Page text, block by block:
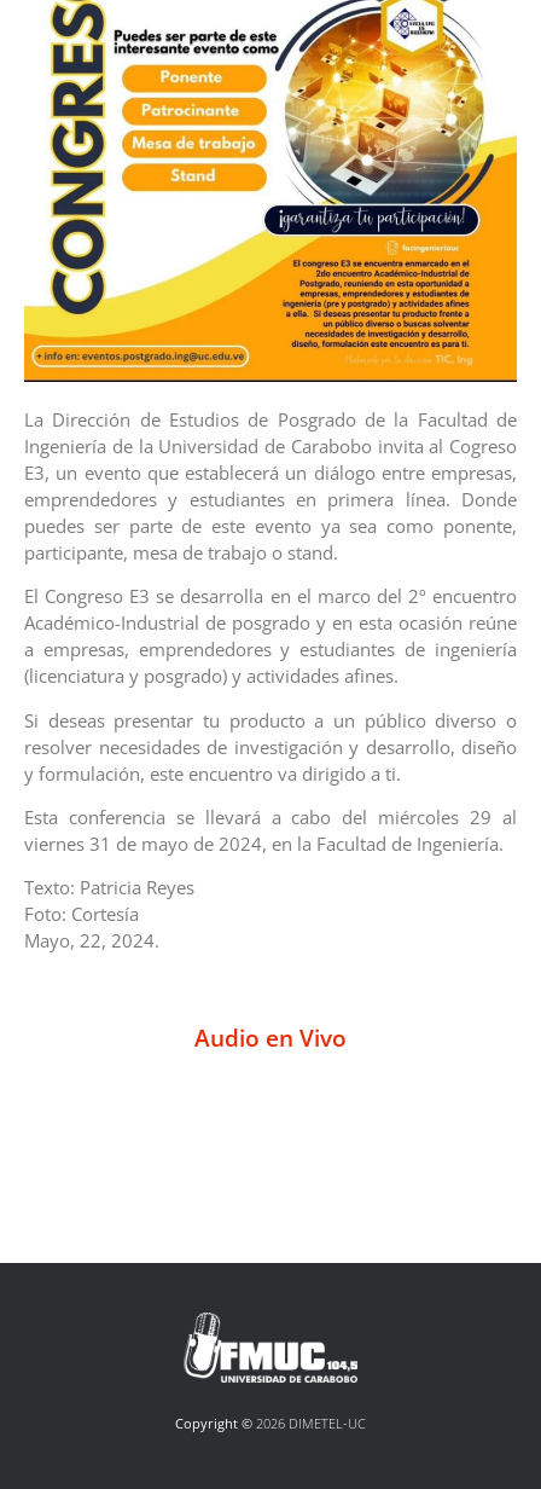
La Dirección de Estudios de Posgrado de la Facultad de
Ingeniería de la Universidad de Carabobo invita al Cogreso
E3, un evento que establecerá un diálogo entre empresas,
emprendedores y estudiantes en primera línea. Donde
puedes ser parte de este evento ya sea como ponente,
participante, mesa de trabajo o stand.
El Congreso E3 se desarrolla en el marco del 2º encuentro
Académico-Industrial de posgrado y en esta ocasión reúne
a empresas, emprendedores y estudiantes de ingeniería
(licenciatura y posgrado) y actividades afines.
Si deseas presentar tu producto a un público diverso o
resolver necesidades de investigación y desarrollo, diseño
y formulación, este encuentro va dirigido a ti.
Esta conferencia se llevará a cabo del miércoles 29 al
viernes 31 de mayo de 2024, en la Facultad de Ingeniería.
Texto: Patricia Reyes
Foto: Cortesía
Mayo, 22, 2024.
Audio en Vivo
Copyright © 2026 DIMETEL-UC